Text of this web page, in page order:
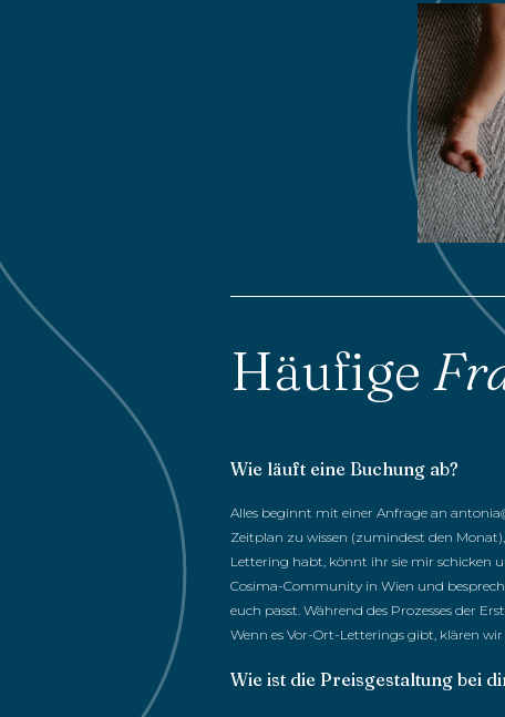
Häufige
Wie läuft eine Buchung ab?
Alles beginnt mit einer Anfrage an
Zeitplan zu wissen (zumindest den
Lettering habt, könnt ihr sie mir schicken
Cosima-Community in Wien und
euch passt. Während des Prozesses der
Wenn es Vor-Ort-Letterings gibt, klären
Wie ist die Preisgestaltung bei